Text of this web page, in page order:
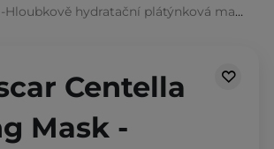
hydratační plátýnková maska - 23 ml
Centella
Mask -